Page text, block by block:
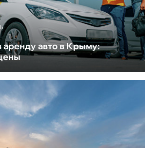
аренду авто в Крыму: